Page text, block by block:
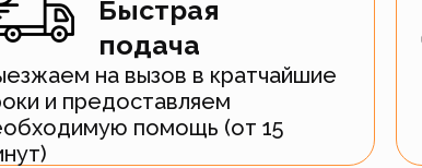
Быстрая
подача
на вызов в кратчайшие
и предоставляем
помощь (от 15